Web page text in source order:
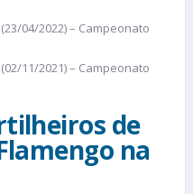
04/2022) – Campeonato
11/2021) – Campeonato
de
na